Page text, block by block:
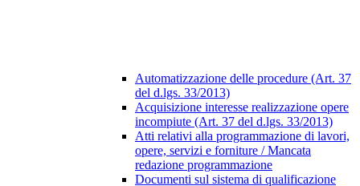
Automatizzazione delle procedure (Art. 37
del d.lgs. 33/2013)
Acquisizione interesse realizzazione opere
incompiute (Art. 37 del d.lgs. 33/2013)
Atti relativi alla programmazione di lavori,
opere, servizi e forniture / Mancata
redazione programmazione
Documenti sul sistema di qualificazione